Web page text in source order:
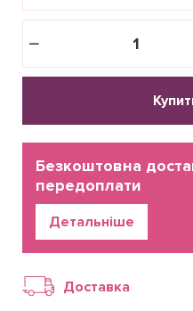
Детальніше
Безкоштовна
передоплати
Доставка